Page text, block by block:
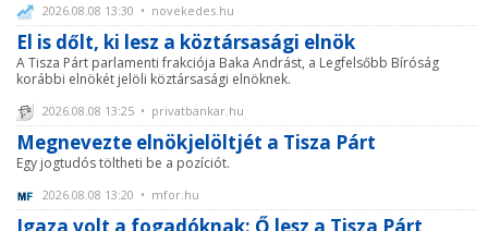
2026.08.08 13:30 • novekedes.hu
El is dőlt, ki lesz a köztársasági elnök
A Tisza Párt parlamenti frakciója Baka Andrást, a Legfelsőbb Bíróság
korábbi elnökét jelöli köztársasági elnöknek.
2026.08.08 13:25 • privatbankar.hu
Megnevezte elnökjelöltjét a Tisza Párt
Egy jogtudós töltheti be a pozíciót.
2026.08.08 13:20 • mfor.hu
Igaza volt a fogadóknak: Ő lesz a Tisza Párt